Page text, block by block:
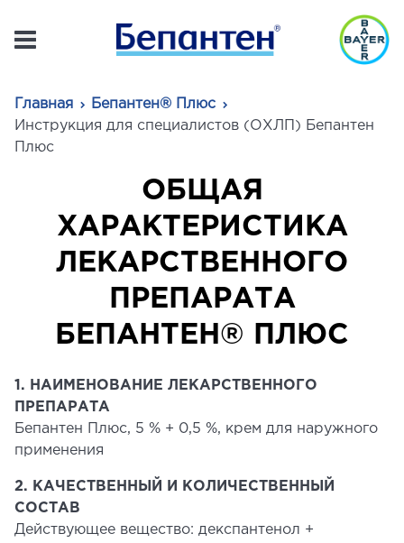
Главная
Бепантен® Плюс
Инструкция для специалистов (ОХЛП) Бепантен
Плюс
ОБЩАЯ
ХАРАКТЕРИСТИКА
ЛЕКАРСТВЕННОГО
ПРЕПАРАТА
БЕПАНТЕН® ПЛЮС
1. НАИМЕНОВАНИЕ ЛЕКАРСТВЕННОГО
ПРЕПАРАТА
Бепантен Плюс, 5 % + 0,5 %, крем для наружного
применения
2. КАЧЕСТВЕННЫЙ И КОЛИЧЕСТВЕННЫЙ
СОСТАВ
Действующее вещество: декспантенол +